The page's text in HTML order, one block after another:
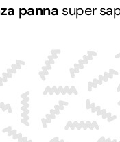
panna super